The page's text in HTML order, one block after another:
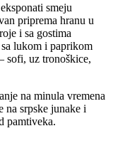
smeju
priprema hranu u
i sa gostima
lukom i paprikom
sofi, uz tronoškice,
na minula vremena
na srpske junake i
pamtiveka.